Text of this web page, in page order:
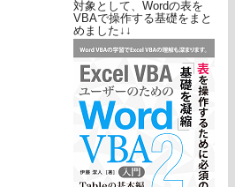
対象として、Wordの表を
VBAで操作する基礎をまと
めました↓↓